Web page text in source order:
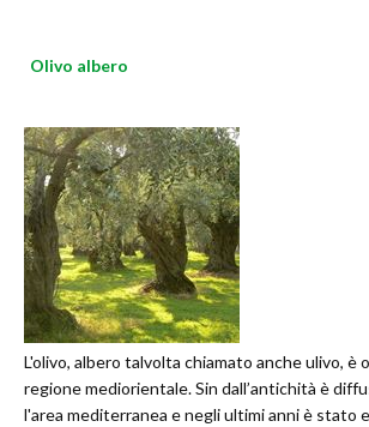
Olivo albero
L'olivo, albero talvolta chiamato anche ulivo, è
regione mediorientale. Sin dall’antichità è
l'area mediterranea e negli ultimi anni è stato